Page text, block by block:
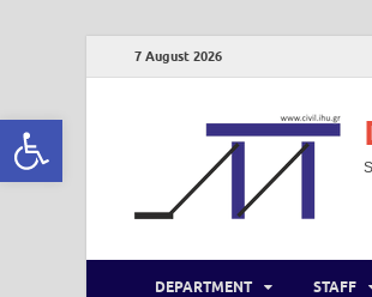
Open toolbar
7 August 2026
DEPARTMENT STAFF